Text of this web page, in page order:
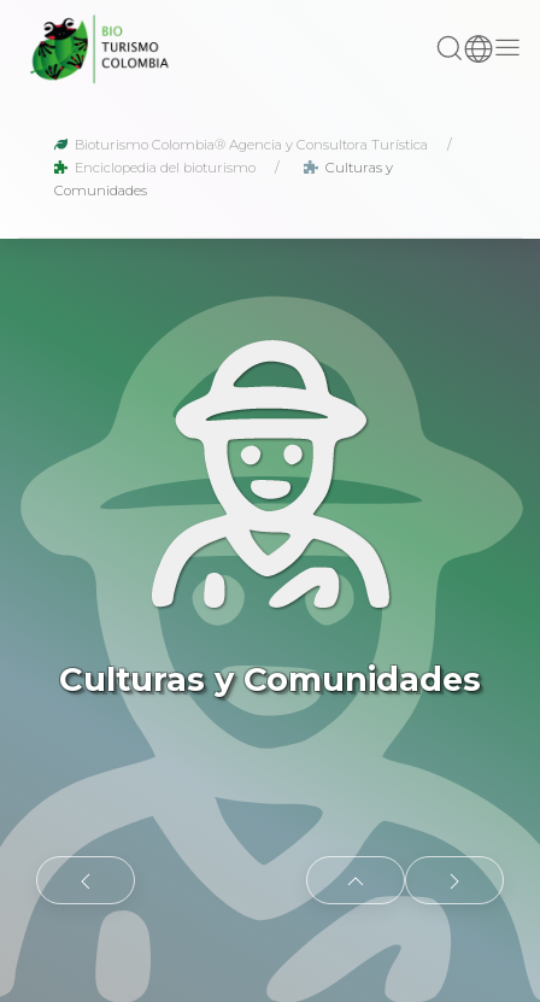
Bioturismo Colombia® Agencia y Consultora Turística
Enciclopedia del bioturismo
Culturas y
Comunidades
Culturas y Comunidades